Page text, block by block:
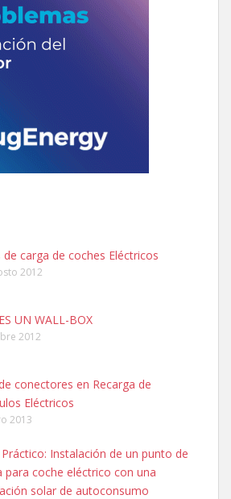
de carga de coches Eléctricos
2012
UN WALL-BOX
2012
conectores en Recarga de
Eléctricos
2013
Instalación de un punto de
para coche eléctrico con una
solar de autoconsumo